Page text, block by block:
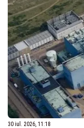
30 iul. 2026, 11:18